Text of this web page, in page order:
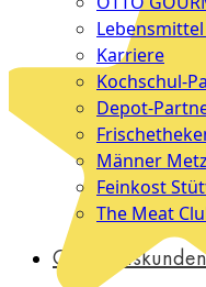
Karriere
Kochschul-
Depot-
Männer
Feinkost
The Meat
Geschäftskunden